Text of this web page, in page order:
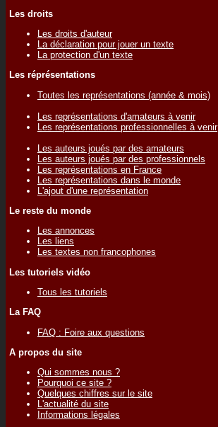
Les droits
Les droits d'auteur
La déclaration pour jouer un texte
La protection d'un texte
Les réprésentations
Toutes les représentations (année & mois)
Les représentations d'amateurs à venir
Les représentations professionnelles à venir
Les auteurs joués par des amateurs
Les auteurs joués par des professionnels
Les représentations en France
Les représentations dans le monde
L'ajout d'une représentation
Le reste du monde
Les annonces
Les liens
Les textes non francophones
Les tutoriels vidéo
Tous les tutoriels
La FAQ
FAQ : Foire aux questions
A propos du site
Qui sommes nous ?
Pourquoi ce site ?
Quelques chiffres sur le site
L'actualité du site
Informations légales